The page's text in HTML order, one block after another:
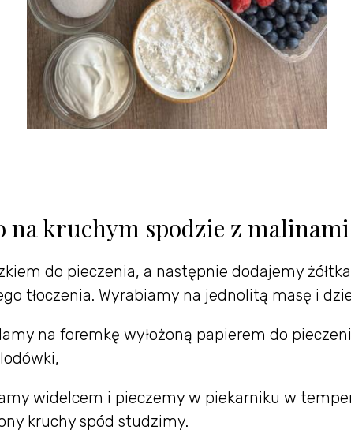
na kruchym spodzie z
do pieczenia, a następnie dodajemy
tłoczenia. Wyrabiamy na jednolitą masę i
na foremkę wyłożoną papierem do
widelcem i pieczemy w piekarniku w
kruchy spód studzimy.